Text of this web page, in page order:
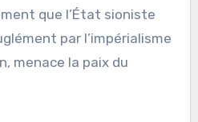
que l’État sioniste
par l’impérialisme
menace la paix du